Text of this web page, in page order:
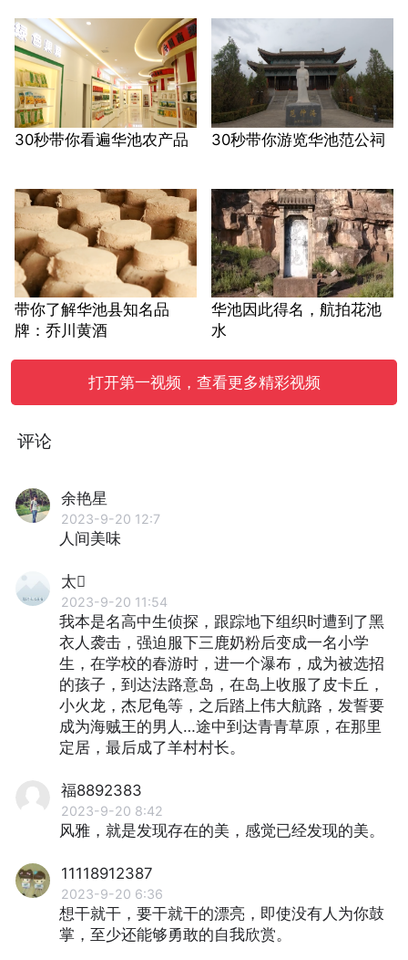
30秒带你看遍华池农产品 30秒带你游览华池范公祠
带你了解华池县知名品
牌：乔川黄酒
华池因此得名，航拍花池
水
打开第一视频，查看更多精彩视频
评论
余艳星
2023-9-20 12:7
人间美味
太
2023-9-20 11:54
我本是名高中生侦探，跟踪地下组织时遭到了黑
衣人袭击，强迫服下三鹿奶粉后变成一名小学
生，在学校的春游时，进一个瀑布，成为被选招
的孩子，到达法路意岛，在岛上收服了皮卡丘，
小火龙，杰尼龟等，之后踏上伟大航路，发誓要
成为海贼王的男人…途中到达青青草原，在那里
定居，最后成了羊村村长。
福8892383
2023-9-20 8:42
风雅，就是发现存在的美，感觉已经发现的美。
11118912387
2023-9-20 6:36
想干就干，要干就干的漂亮，即使没有人为你鼓
掌，至少还能够勇敢的自我欣赏。